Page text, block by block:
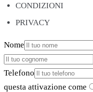
CONDIZIONI
PRIVACY
Nome
Telefono
questa attivazione come